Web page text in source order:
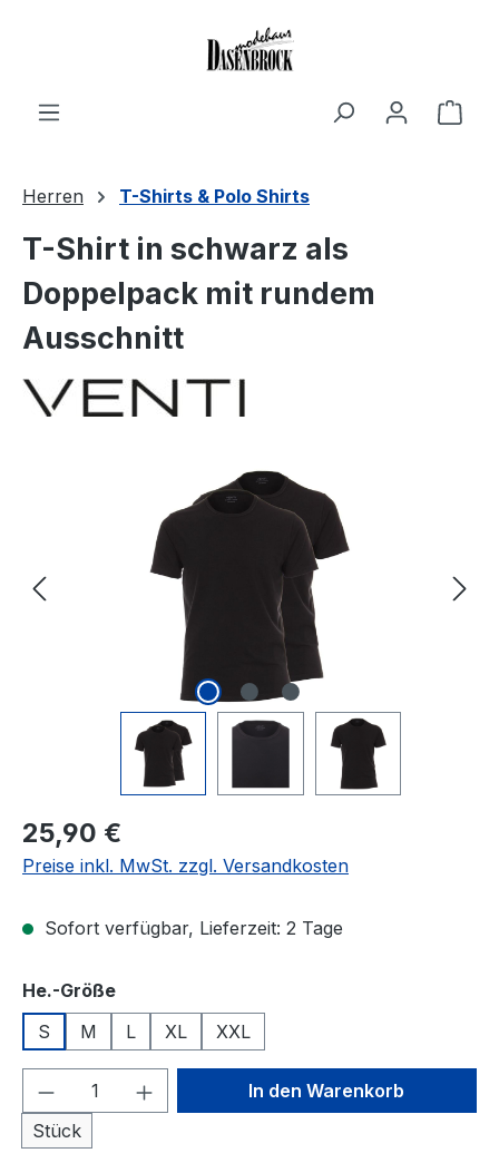
Herren T-Shirts & Polo Shirts
T-Shirt in schwarz als
Doppelpack mit rundem
Ausschnitt
Bildergalerie überspringen
Regulärer Preis:
25,90 €
Preise inkl. MwSt. zzgl. Versandkosten
Sofort verfügbar, Lieferzeit: 2 Tage
He.-Größeauswählen
S
M L XL XXL
Produkt Anzahl: Gib den
Stück
In den Warenkorb